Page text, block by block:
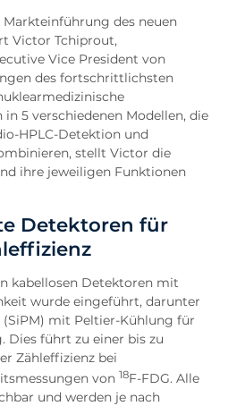
des neuen
Victor Tchiprout,
Vice President von
des fortschrittlichsten
5 verschiedenen Modellen, die
HPLC-Detektion und
stellt Victor die
ihre jeweiligen Funktionen
Detektoren für
kabellosen Detektoren mit
wurde eingeführt, darunter
mit Peltier-Kühlung für
Dies führt zu einer bis zu
Zähleffizienz bei
von 18F-FDG. Alle
und werden je nach